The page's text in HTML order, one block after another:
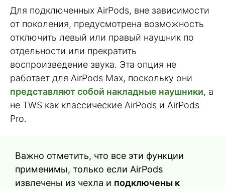
Для подключенных AirPods, вне зависимости
от поколения, предусмотрена возможность
отключить левый или правый наушник по
отдельности или прекратить
воспроизведение звука. Эта опция не
работает для AirPods Max, поскольку они
представляют собой накладные наушники, а
не TWS как классические AirPods и AirPods
Pro.
Важно отметить, что все эти функции
применимы, только если AirPods
извлечены из чехла и подключены к